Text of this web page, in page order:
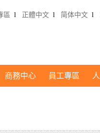
區 l 正體中文 l 简体中文 l
商務中心 員工專區